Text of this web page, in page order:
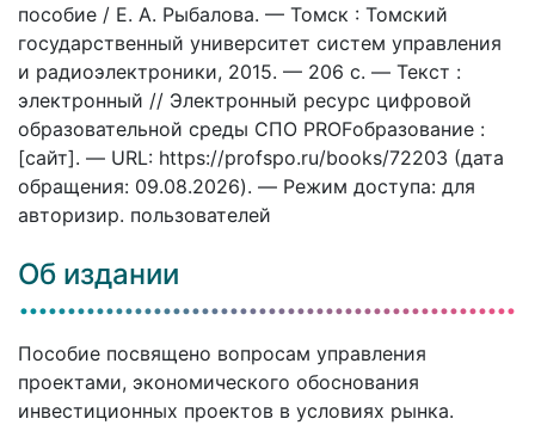
пособие / Е. А. Рыбалова. — Томск : Томский
государственный университет систем управления
и радиоэлектроники, 2015. — 206 c. — Текст :
электронный // Электронный ресурс цифровой
образовательной среды СПО PROFобразование :
[сайт]. — URL: https://profspo.ru/books/72203 (дата
обращения: 09.08.2026). — Режим доступа: для
авторизир. пользователей
Об издании
Пособие посвящено вопросам управления
проектами, экономического обоснования
инвестиционных проектов в условиях рынка.